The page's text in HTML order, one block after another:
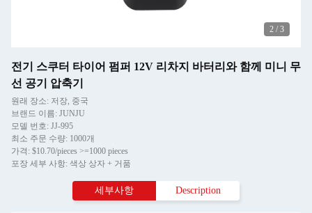
2 / 3
전기 스쿠터 타이어 펌퍼 12V 리차지 바터리와 함께 미니 무
선 공기 압축기
원래 장소: 저장, 중국
브랜드 이름: JUNJU
모델 번호: JJ-995
최소 주문 수량: 1000개
가격: $10.70/pieces >=1000 pieces
포장 세부 사항: 색상 상자 + 거품
세부사항 Description